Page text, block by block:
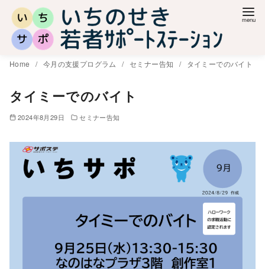
Home 今月の支援プログラム セミナー告知 タイミーでのバイト
タイミーでのバイト
2024年8月29日 セミナー告知